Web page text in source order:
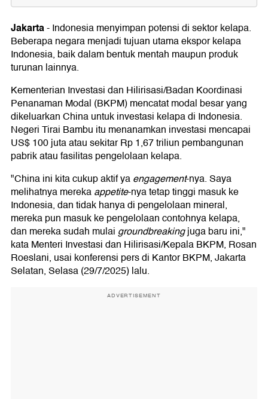
Luas Lahan dan Produktivitas Perkebunan
Kelapa
Harga dan Pasar Ekspor Kelapa
Jakarta-Indonesia menyimpan potensi di sektor kelapa.
Beberapa negara menjadi tujuan utama ekspor kelapa
Indonesia, baik dalam bentuk mentah maupun produk
turunan lainnya.
Kementerian Investasi dan Hilirisasi/Badan Koordinasi
Penanaman Modal (BKPM) mencatat modal besar yang
dikeluarkan China untuk investasi kelapa di Indonesia.
Negeri Tirai Bambu itu menanamkan investasi mencapai
US$ 100 juta atau sekitar Rp 1,67 triliun pembangunan
pabrik atau fasilitas pengelolaan kelapa.
"China ini kita cukup aktif yaengagement-nya. Saya
melihatnya merekaappetite-nya tetap tinggi masuk ke
Indonesia, dan tidak hanya di pengelolaan mineral,
mereka pun masuk ke pengelolaan contohnya kelapa,
dan mereka sudah mulaigroundbreakingjuga baru ini,"
kata Menteri Investasi dan Hilirisasi/Kepala BKPM, Rosan
Roeslani, usai konferensi pers di Kantor BKPM, Jakarta
Selatan, Selasa (29/7/2025) lalu.
ADVERTISEMENT